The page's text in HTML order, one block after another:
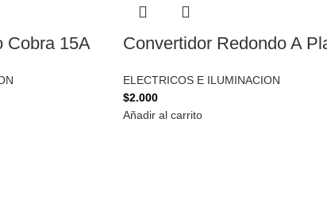
Cobra 15A Convertidor Redondo A
ELECTRICOS E ILUMINACION
$2.000
Añadir al carrito